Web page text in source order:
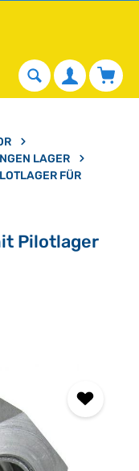
LAGER
FÜR
Sternen
Pilotlager